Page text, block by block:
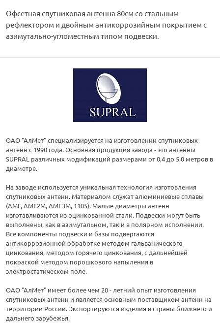
Офсетная спутниковая антенна 80см со стальным
рефлектором и двойным антикоррозийным покрытием с
азимутально-угломестным типом подвески.
ОАО "АлМет" специализируется на изготовлении спутниковых
антенн с 1990 года. Основная продукция завода - это антенны
SUPRAL различных модификаций размерами от 0,4 до 5,0 метров в
диаметре.
На заводе используется уникальная технология изготовления
спутниковых антенн. Материалом служат алюминиевые сплавы
(АМГ, АМГ2М, АМГ3М, 1105). Малые диаметры антенн
изготавливаются из оцинкованной стали. Подвески могут быть
выполнены, как в азимутальном, так и в полярном исполнении.
Все компоненты подвески и базы подвергаются
антикоррозионной обработке методом гальванического
цинкования, методом горячего цинкования, с дальнейшей
покраской методом порошкового напыления в
электростатическом поле.
ОАО "АлМет" имеет более чем 20 - летний опыт изготовления
спутниковых антенн и является основным поставщиком антенн на
территории России. Экспортируются изделия в страны ближнего и
дальнего зарубежья.